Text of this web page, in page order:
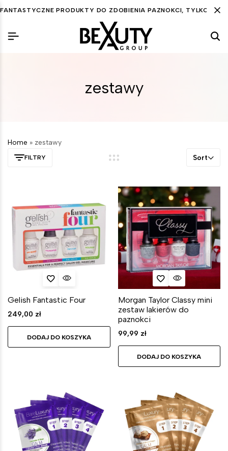
FANTASTYCZNE PRODUKTY DO ZDOBIENIA PAZNOKCI, TYLKO DLA
zestawy
Home » zestawy
FILTRY Sort
Gelish Fantastic Four
249,00 zł
DODAJ DO KOSZYKA
Morgan Taylor Classy mini
zestaw lakierów do
paznokci
99,99 zł
DODAJ DO KOSZYKA